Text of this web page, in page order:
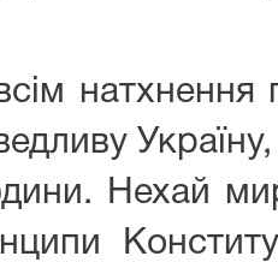
натхнення
Нехай